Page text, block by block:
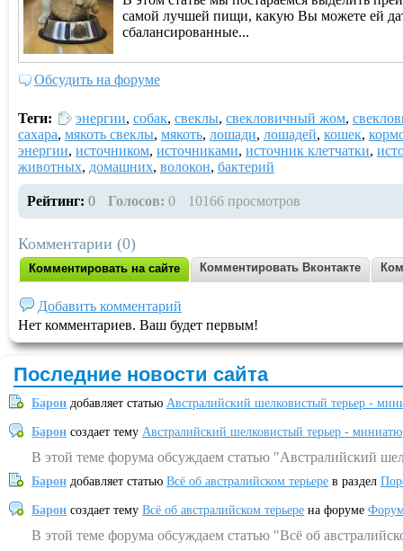
самой лучшей пищи, какую Вы можете ей
сбалансированные...
Обсудить на форуме
Теги: энергии, собак, свеклы, свекловичный жом,
сахара, мякоть свеклы, мякоть, лошади, лошадей, кошек,
энергии, источником, источниками, источник клетчатки,
животных, домашних, волокон, бактерий
Рейтинг: 0 Голосов: 0 10166 просмотров
Комментарии (0)
Комментировать на сайте Комментировать Вконтакте
Добавить комментарий
Нет комментариев. Ваш будет первым!
Последние новости сайта
Барон добавляет статью Австралийский шелковистый терьер -
Барон создает тему Австралийский шелковистый терьер -
В этой теме форума обсуждаем статью "Австралийский
Барон добавляет статью Всё об австралийском терьере в раздел
Барон создает тему Всё об австралийском терьере на форуме
В этой теме форума обсуждаем статью "Всё об